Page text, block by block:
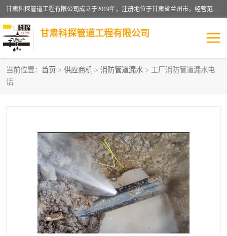
甘肃科探管道工程有限公司成立于2019年，注册地位于甘肃省兰州市。经营范围包括管道安装、清洗、疏通、维修、检测，防水工程，工程钻孔，化粪池清理，暖气安装，给排水管道安装维修，室内外管道如消防、供水、供热管道漏水检测定位，室内外防水堵漏等。
甘肃科探管道工程有限公司
当前位置： 首页 > 供应商机 > 消防管道漏水 > 工厂消防管道漏水电
话
供热管道漏水 排水管道漏水
自来水管漏水 管道疏通
高压车疏通清淤